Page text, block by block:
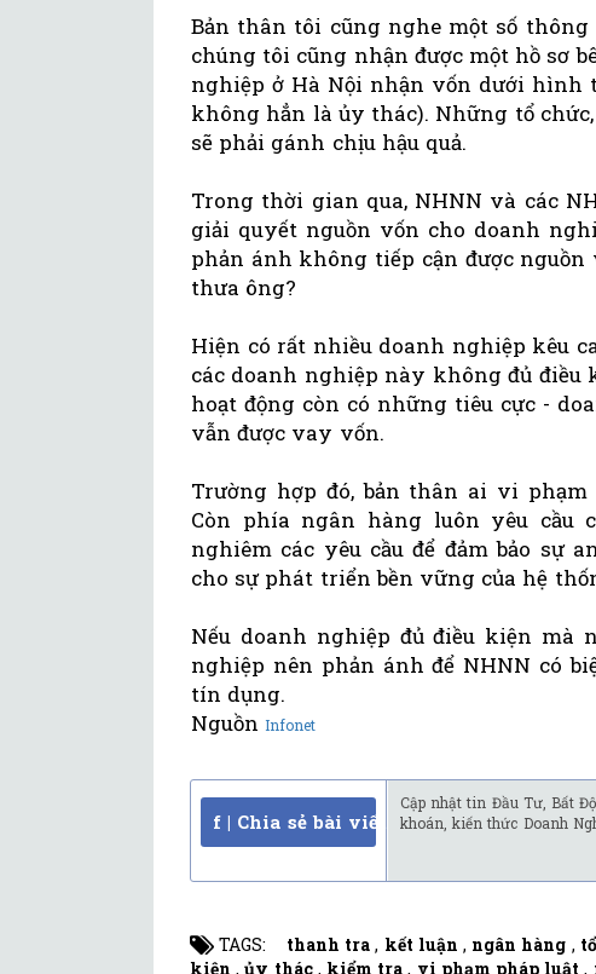
Bản thân tôi cũng nghe một số
chúng tôi cũng nhận được một hồ sơ
nghiệp ở Hà Nội nhận vốn dưới hình
không hẳn là ủy thác). Những tổ
sẽ phải gánh chịu hậu quả.
Trong thời gian qua, NHNN và các
giải quyết nguồn vốn cho doanh
phản ánh không tiếp cận được
thưa ông?
Hiện có rất nhiều doanh nghiệp kêu
các doanh nghiệp này không đủ
hoạt động còn có những tiêu cực -
vẫn được vay vốn.
Trường hợp đó, bản thân ai vi
Còn phía ngân hàng luôn yêu
nghiêm các yêu cầu để đảm bảo sự
cho sự phát triển bền vững của hệ
Nếu doanh nghiệp đủ điều kiện
nghiệp nên phản ánh để NHNN có
tín dụng.
Nguồn Infonet
f | Chia sẻ bài viết
Cập nhật tin Đầu Tư, Bất
khoán, kiến thức Doanh
TAGS: thanh tra , kết luận , ngân hàng ,
kiện ,ủy thác,kiểm tra , vi phạm pháp luật ,